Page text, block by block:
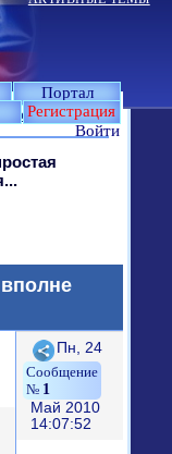
Портал
Регистрация
Войти
.
Поделиться
1
Пн, 24
Май 2010
14:07:52